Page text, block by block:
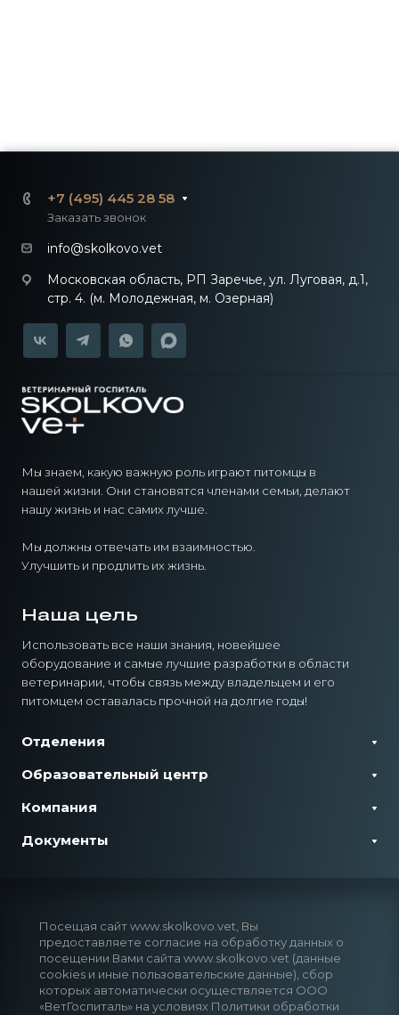
+7 (495) 445 28 58
Заказать звонок
info@skolkovo.vet
Московская область, РП Заречье, ул. Луговая, д.1,
стр. 4. (м. Молодежная, м. Озерная)
Мы знаем, какую важную роль играют питомцы в
нашей жизни. Они становятся членами семьи, делают
нашу жизнь и нас самих лучше.
Мы должны отвечать им взаимностью.
Улучшить и продлить их жизнь.
Наша цель
Использовать все наши знания, новейшее
оборудование и самые лучшие разработки в области
ветеринарии, чтобы связь между владельцем и его
питомцем оставалась прочной на долгие годы!
Отделения
Образовательный центр
Компания
Документы
Посещая сайт www.skolkovo.vet, Вы
предоставляете согласие на обработку данных о
посещении Вами сайта www.skolkovo.vet (данные
cookies и иные пользовательские данные), сбор
которых автоматически осуществляется ООО
«ВетГоспиталь» на условиях Политики обработки